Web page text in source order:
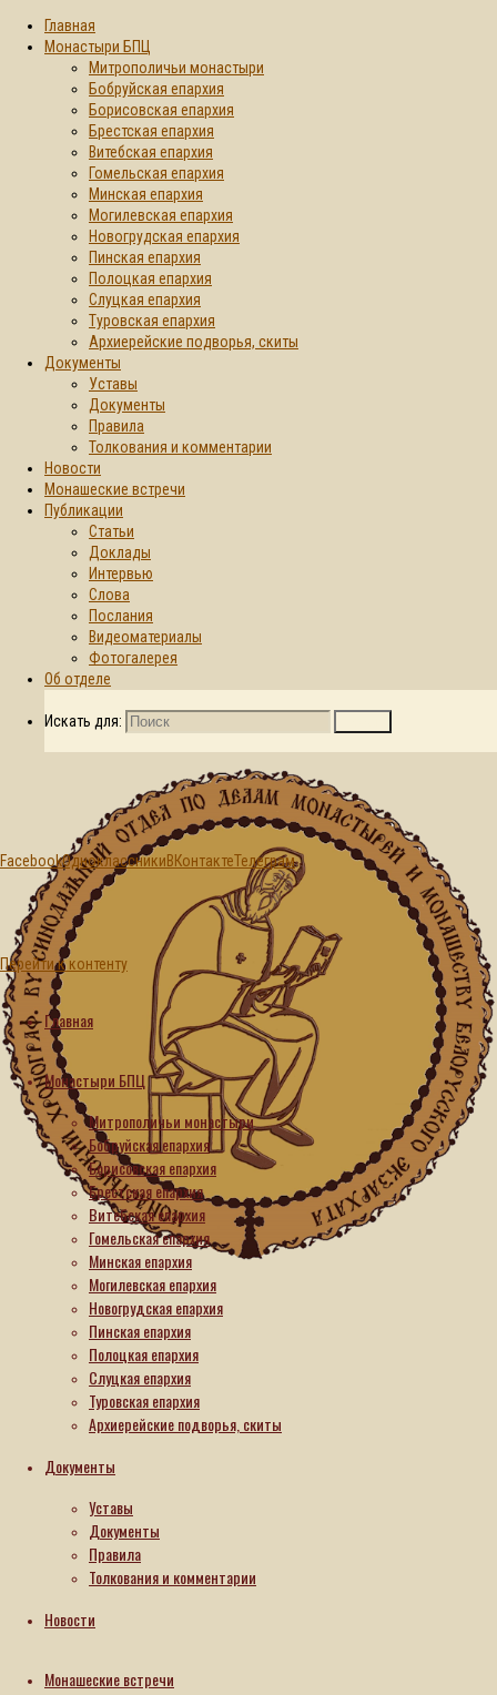
Главная
Монастыри БПЦ
Митрополичьи монастыри
Бобруйская епархия
Борисовская епархия
Брестская епархия
Витебская епархия
Гомельская епархия
Минская епархия
Могилевская епархия
Новогрудская епархия
Пинская епархия
Полоцкая епархия
Слуцкая епархия
Туровская епархия
Архиерейские подворья, скиты
Документы
Уставы
Документы
Правила
Толкования и комментарии
Новости
Монашеские встречи
Публикации
Статьи
Доклады
Интервью
Слова
Послания
Видеоматериалы
Фотогалерея
Об отделе
Искать для:
FacebookОдноклассникиВКонтактеТелеграм
Перейти к контенту
Главная
Монастыри БПЦ
Митрополичьи монастыри
Бобруйская епархия
Борисовская епархия
Брестская епархия
Витебская епархия
Гомельская епархия
Минская епархия
Могилевская епархия
Новогрудская епархия
Пинская епархия
Полоцкая епархия
Слуцкая епархия
Туровская епархия
Архиерейские подворья, скиты
Документы
Уставы
Документы
Правила
Толкования и комментарии
Новости
Монашеские встречи
Канаде
монастырь
Новости
Антиохийская
Православная
Церковь
обустраивает
свой
первый
в
© 2015-2026. Синодальный отдел по
делам монастырей и монашеству БПЦ